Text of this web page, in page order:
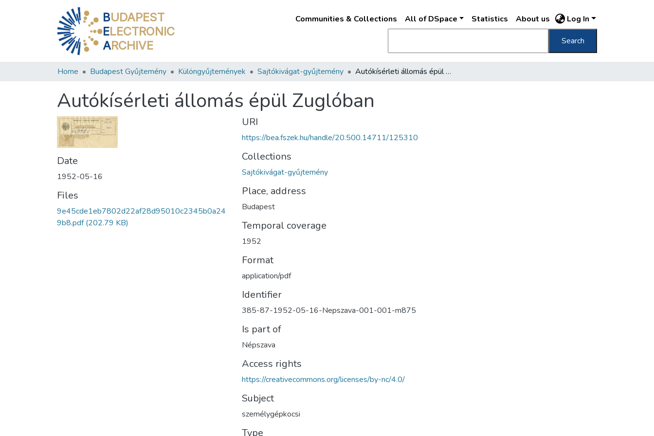
BUDAPEST
ELECTRONIC
ARCHIVE
Communities & Collections All of DSpace Statistics About us Log In
Search
Home Budapest Gyűjtemény Különgyűjtemények Sajtókivágat-gyűjtemény Autókísérleti állomás épül Zuglóban
Autókísérleti állomás épül Zuglóban
Date
1952-05-16
Files
9e45cde1eb7802d22af28d95010c2345b0a24
9b8.pdf(202.79 KB)
URI
https://bea.fszek.hu/handle/20.500.14711/125310
Collections
Sajtókivágat-gyűjtemény
Place, address
Budapest
Temporal coverage
1952
Format
application/pdf
Identifier
385-87-1952-05-16-Nepszava-001-001-m875
Is part of
Népszava
Access rights
https://creativecommons.org/licenses/by-nc/4.0/
Subject
személygépkocsi
Type